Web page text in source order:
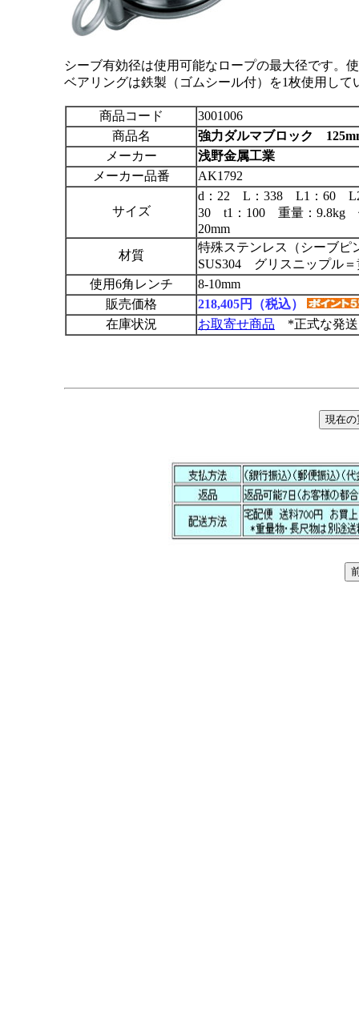
シーブ有効径は使用可能なロープの最大径です。
ベアリングは鉄製（ゴムシール付）を1枚使用して
商品コード
3001006
商品名
強力ダルマブロック
メーカー
浅野金属工業
メーカー品番
AK1792
サイズ
d：22 L：338 L1：60
30 t1：100 重量：9.8kg
20mm
材質
特殊ステンレス（シーブピ
SUS304 グリスニップル＝
使用6角レンチ
8-10mm
販売価格
218,405円（税込）
在庫状況
お取寄せ商品 *正式な発送